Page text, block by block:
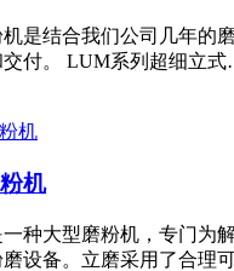
是结合我们公司几年的
交付。 LUM系列超细立
机
种大型磨粉机，专门为
设备。立磨采用了合理